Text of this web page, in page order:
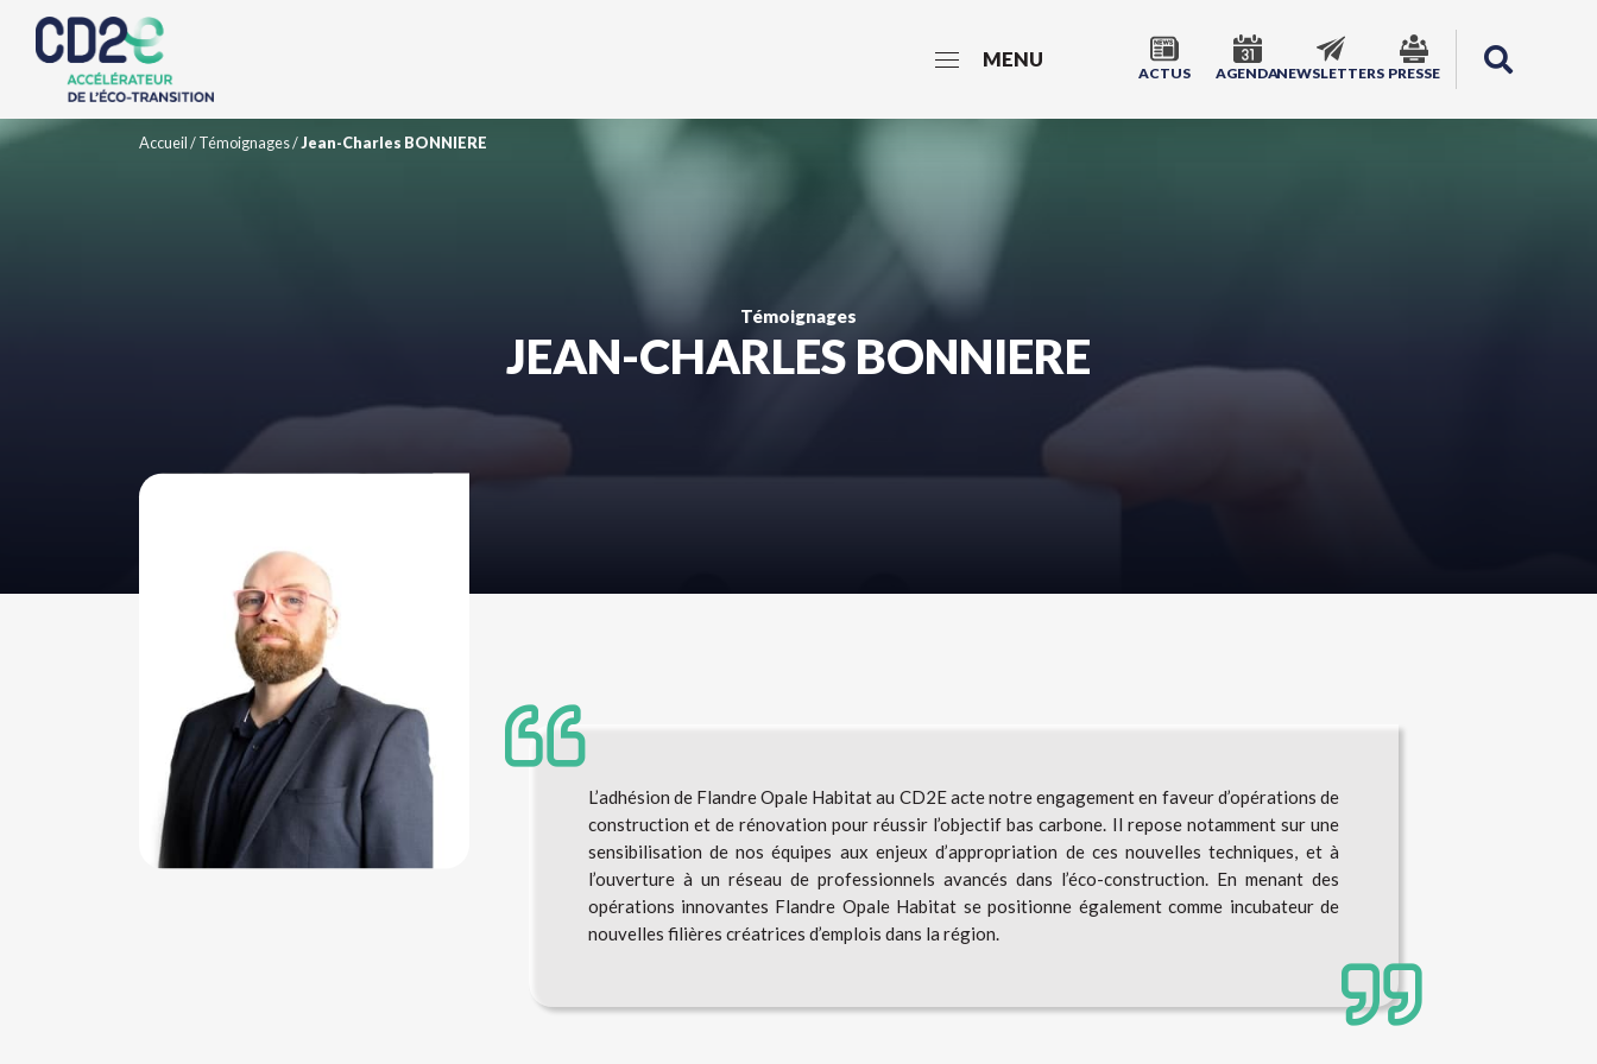
MENU
ACTUS AGENDANEWSLETTERS PRESSE
Accueil/Témoignages/Jean-Charles BONNIERE
Témoignages
JEAN-CHARLES BONNIERE
L’adhésion de Flandre Opale Habitat au CD2E acte notre engagement en faveur d’opérations de
construction et de rénovation pour réussir l’objectif bas carbone. Il repose notamment sur une
sensibilisation de nos équipes aux enjeux d’appropriation de ces nouvelles techniques, et à
l’ouverture à un réseau de professionnels avancés dans l’éco-construction. En menant des
opérations innovantes Flandre Opale Habitat se positionne également comme incubateur de
nouvelles filières créatrices d’emplois dans la région.